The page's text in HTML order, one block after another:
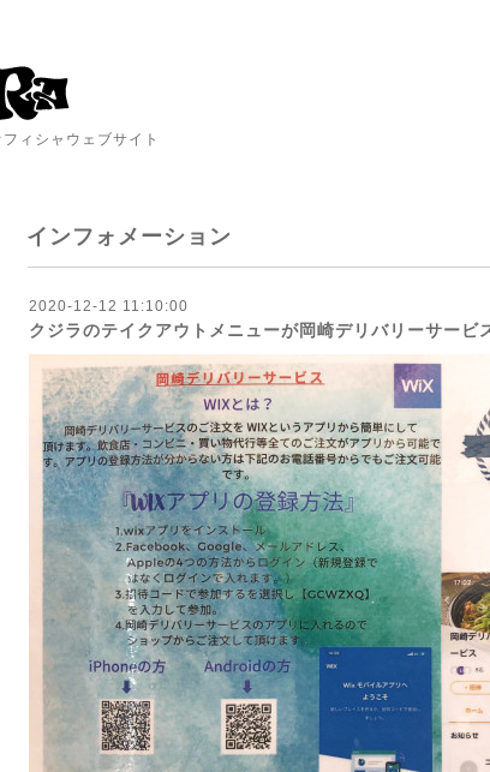
ィシャウェブサイト
インフォメーション
2020-12-12 11:10:00
クジラのテイクアウトメニューが岡崎デリバリーサービ